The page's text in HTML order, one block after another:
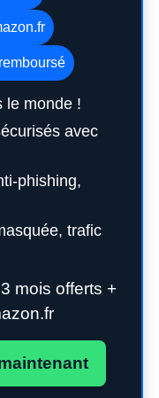
le monde !
avec
phishing,
trafic
mois offerts +